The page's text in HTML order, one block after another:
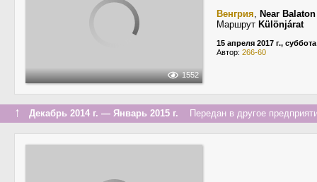
1552
Венгрия, Near Balaton
Маршрут Különjárat
15 апреля 2017 г., суббота
Автор: 266-60
↑ Декабрь 2014 г. — Январь 2015 г. Передан в другое